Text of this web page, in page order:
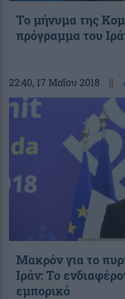
Το μήνυμα της
πρόγραμμα του
22:40, 17 Μαΐου 2018 ||
Μακρόν για το
Ιράν: Το
εμπορικό